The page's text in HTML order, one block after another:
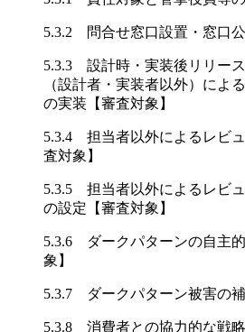
5.3.2 問合せ窓口設置・窓口公
5.3.3 設計時・実装後リリー
（設計者・実装者以外）によ
の実装【審査対象】
5.3.4 担当者以外によるレビ
査対象】
5.3.5 担当者以外によるレビュ
の設定【審査対象】
5.3.6 ダークパターンの自主
象】
5.3.7 ダークパターン被害の補
5.3.8 消費者との協力的な戦